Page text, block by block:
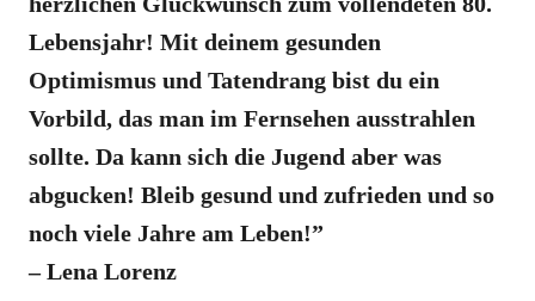
Lebensjahr! Mit deinem gesunden
Optimismus und Tatendrang bist du ein
Vorbild, das man im Fernsehen ausstrahlen
sollte. Da kann sich die Jugend aber was
abgucken! Bleib gesund und zufrieden und so
noch viele Jahre am Leben!”
– Lena Lorenz